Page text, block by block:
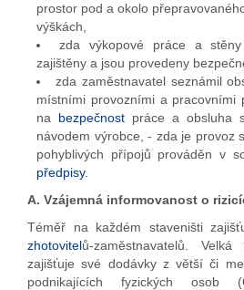
prostor pod a okolo
výškách,
zda výkopové práce a
zajištěny a jsou provedeny
zda zaměstnavatel seznámil
místními provozními a pracovními
na bezpečnost práce a obsluha
návodem výrobce, - zda je provoz
pohyblivých přípojů prováděn v
předpisy.
A. Vzájemná informovanost o
Téměř na každém staveništi
zhotovitelů-zaměstnavatelů.
zajišťuje své dodávky z větší či
podnikajících fyzických osob